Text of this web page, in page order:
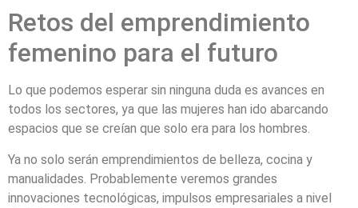
Retos del emprendimiento
femenino para el futuro
Lo que podemos esperar sin ninguna duda es avances en
todos los sectores, ya que las mujeres han ido abarcando
espacios que se creían que solo era para los hombres.
Ya no solo serán emprendimientos de belleza, cocina y
manualidades. Probablemente veremos grandes
innovaciones tecnológicas, impulsos empresariales a nivel